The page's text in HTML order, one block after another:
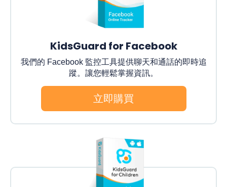
KidsGuard for Facebook
我們的 Facebook 監控工具提供聊天和通話的即時追
蹤。讓您輕鬆掌握資訊。
立即購買